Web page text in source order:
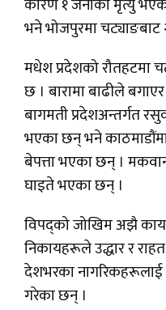
कारण १ जनाको मृत्यु
भने भोजपुरमा
मधेश प्रदेशको रौतहटमा
छ । बारामा बाढीले
बागमती प्रदेशअन्तर्गत
भएका छन् भने
बेपत्ता भएका छन् ।
घाइते भएका छन् ।
विपद्को जोखिम अझै
निकायहरूले उद्धार र
देशभरका नागरिकहरूलाई
गरेका छन् ।